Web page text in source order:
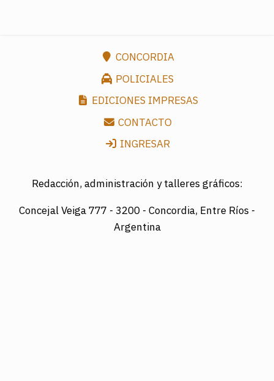
CONCORDIA
POLICIALES
EDICIONES IMPRESAS
CONTACTO
INGRESAR
Redacción, administración y talleres gráficos:
Concejal Veiga 777 - 3200 - Concordia, Entre Ríos -
Argentina